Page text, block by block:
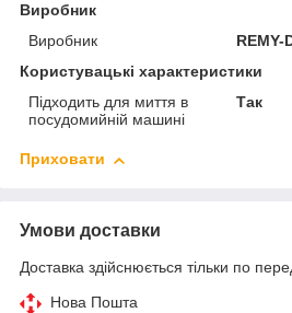
Виробник
Виробник
REMY-
Користувацькi характеристики
Підходить для миття в
посудомийній машині
Так
Приховати
Умови доставки
Доставка здійснюється тільки по
Нова Пошта